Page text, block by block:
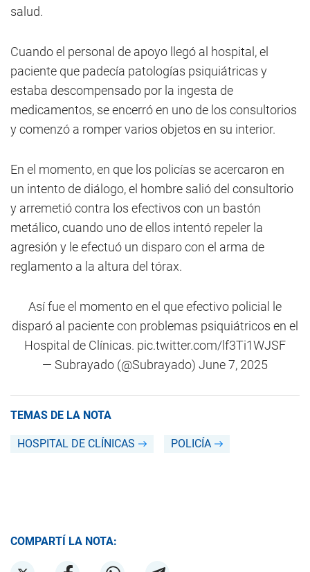
salud.
Cuando el personal de apoyo llegó al hospital, el
paciente que padecía patologías psiquiátricas y
estaba descompensado por la ingesta de
medicamentos, se encerró en uno de los consultorios
y comenzó a romper varios objetos en su interior.
En el momento, en que los policías se acercaron en
un intento de diálogo, el hombre salió del consultorio
y arremetió contra los efectivos con un bastón
metálico, cuando uno de ellos intentó repeler la
agresión y le efectuó un disparo con el arma de
reglamento a la altura del tórax.
Así fue el momento en el que efectivo policial le
disparó al paciente con problemas psiquiátricos en el
Hospital de Clínicas. pic.twitter.com/lf3Ti1WJSF
— Subrayado (@Subrayado) June 7, 2025
TEMAS DE LA NOTA
HOSPITAL DE CLÍNICAS POLICÍA
COMPARTÍ LA NOTA: